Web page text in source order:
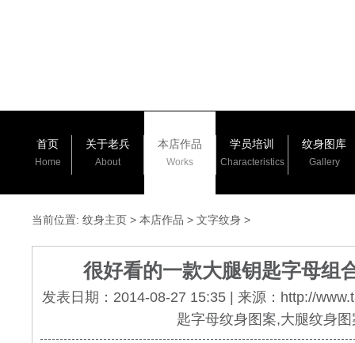
首页
Home
关于老兵
About
本店作品
Works
学员培训
Characteristics
纹身图库
Gallery
当前位置: 纹身主页 > 本店作品 > 文字纹身 >
很好看的一款大腿钥匙字母组
发表日期：2014-08-27 15:35 | 来源：http://
匙字母纹身图案,大腿纹身图